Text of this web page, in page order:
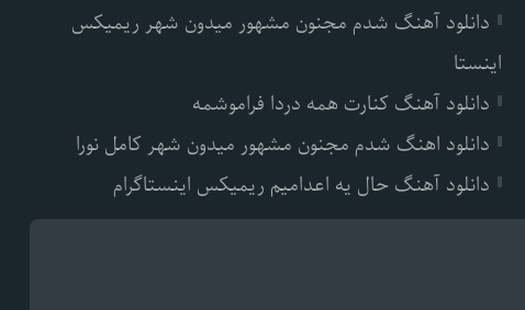
دانلود آهنگ شدم مجنون مشهور میدون شهر ریمیکس
اینستا
دانلود آهنگ کنارت همه دردا فراموشمه
دانلود اهنگ شدم مجنون مشهور میدون شهر کامل نورا
دانلود آهنگ حال یه اعدامیم ریمیکس اینستاگرام